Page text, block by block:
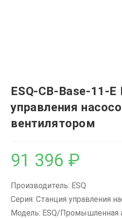
ESQ-CB-Base-11-E
управления
вентилятором
91 396 ₽
Производитель: ESQ
Серия: Станция управления
Модель: ESQ/Промышленная